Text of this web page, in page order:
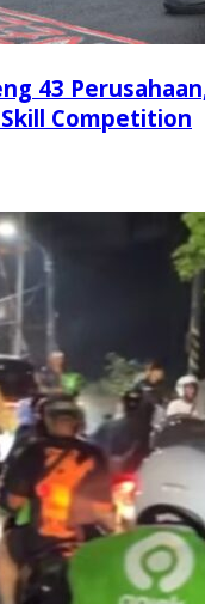
43
Competition